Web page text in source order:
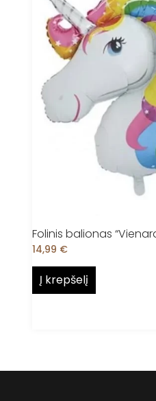
Folinis balionas
14,99 €
Į krepšelį